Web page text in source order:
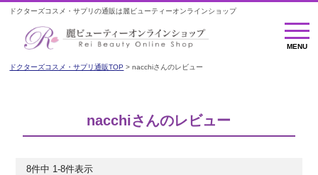
ドクターズコスメ・サプリの通販は麗ビューティーオンラインショップ
MENU
MENU
ドクターズコスメ・サプリ通販TOP nacchiさんのレビュー
nacchiさんのレビュー
8件中 1-8件表示